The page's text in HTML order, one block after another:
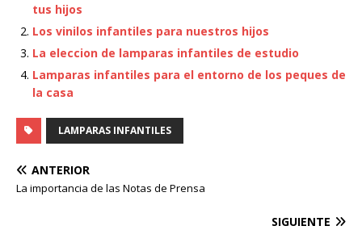
tus hijos
Los vinilos infantiles para nuestros hijos
La eleccion de lamparas infantiles de estudio
Lamparas infantiles para el entorno de los peques de
la casa
LAMPARAS INFANTILES
ANTERIOR
La importancia de las Notas de Prensa
SIGUIENTE